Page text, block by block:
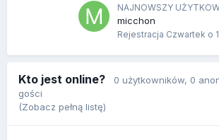
NAJNOWSZY
micchon
Rejestracja Czwartek o
Kto jest online? 0 użytkowników, 0
gości
(Zobacz pełną listę)